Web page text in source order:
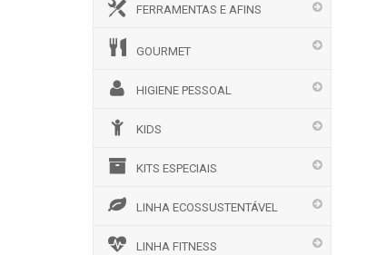
FERRAMENTAS E AFINS
GOURMET
HIGIENE PESSOAL
KIDS
KITS ESPECIAIS
LINHA ECOSSUSTENTÁVEL
LINHA FITNESS